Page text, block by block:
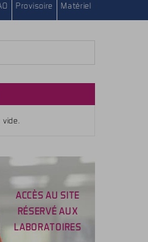
Provisoire Matériel
ACCÈS AU SITE
RÉSERVÉ AUX
LABORATOIRES